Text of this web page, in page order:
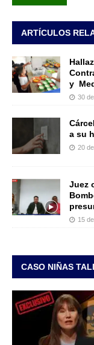
ARTÍCULOS
y
30
a su
20
Juez
15
CASO NIÑAS